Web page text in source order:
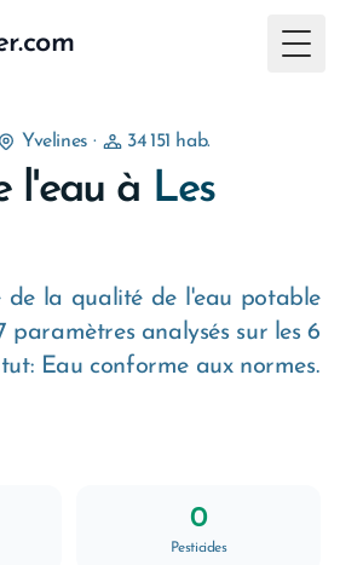
Yvelines · 34 151 hab.
l'eau à Les
de la qualité de l'eau potable
paramètres analysés sur les 6
Eau conforme aux normes.
0
Pesticides